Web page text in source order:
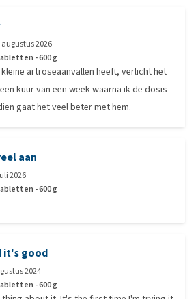
2026
- 600 g
artroseaanvallen heeft, verlicht het
kuur van een week waarna ik de dosis
gaat het veel beter met hem.
aan
2026
- 600 g
it's good
2024
- 600 g